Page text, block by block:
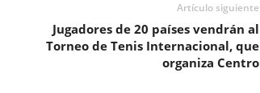
Artículo siguiente
Jugadores de 20 países vendrán al
Torneo de Tenis Internacional, que
organiza Centro